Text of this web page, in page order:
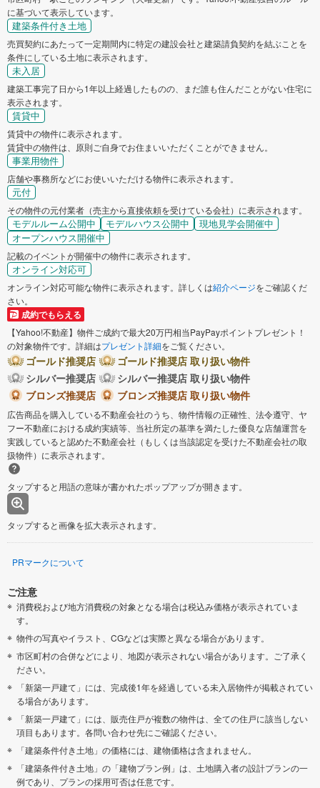
に基づいて表示しています。
建築条件付き土地
売買契約にあたって一定期間内に特定の建設会社と建築請負契約を結ぶことを
条件にしている土地に表示されます。
未入居
建築工事完了日から1年以上経過したものの、まだ誰も住んだことがない住宅に
表示されます。
賃貸中
賃貸中の物件に表示されます。
賃貸中の物件は、原則ご自身でお住まいいただくことができません。
事業用物件
店舗や事務所などにお使いいただける物件に表示されます。
元付
その物件の元付業者（売主から直接依頼を受けている会社）に表示されます。
モデルルーム公開中 モデルハウス公開中
現地見学会開催中
オープンハウス開催中
記載のイベントが開催中の物件に表示されます。
オンライン対応可
オンライン対応可能な物件に表示されます。詳しくは紹介ページをご確認くだ
さい。
成約でもらえる
【Yahoo!不動産】物件ご成約で最大20万円相当PayPayポイントプレゼント！
の対象物件です。詳細はプレゼント詳細をご覧ください。
ゴールド推奨店
ゴールド推奨店 取り扱い物件
シルバー推奨店
シルバー推奨店 取り扱い物件
ブロンズ推奨店
ブロンズ推奨店 取り扱い物件
広告商品を購入している不動産会社のうち、物件情報の正確性、法令遵守、ヤ
フー不動産における成約実績等、当社所定の基準を満たした優良な店舗運営を
実践していると認めた不動産会社（もしくは当該認定を受けた不動産会社の取
扱物件）に表示されます。
タップすると用語の意味が書かれたポップアップが開きます。
タップすると画像を拡大表示されます。
PRマークについて
ご注意
消費税および地方消費税の対象となる場合は税込み価格が表示されていま
す。
物件の写真やイラスト、CGなどは実際と異なる場合があります。
市区町村の合併などにより、地図が表示されない場合があります。ご了承く
ださい。
「新築一戸建て」には、完成後1年を経過している未入居物件が掲載されてい
る場合があります。
「新築一戸建て」には、販売住戸が複数の物件は、全ての住戸に該当しない
項目もあります。各問い合わせ先にご確認ください。
「建築条件付き土地」の価格には、建物価格は含まれません。
「建築条件付き土地」の「建物プラン例」は、土地購入者の設計プランの一
例であり、プランの採用可否は任意です。